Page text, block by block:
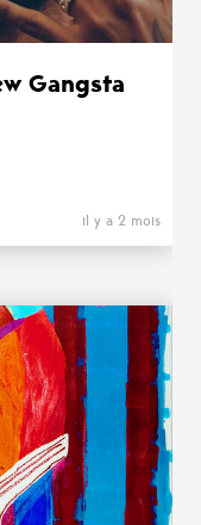
Gangsta
il y a 2 mois